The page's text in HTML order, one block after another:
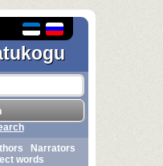
Narrators
words